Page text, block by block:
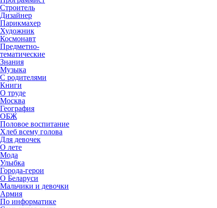
Строитель
Дизайнер
Парикмахер
Художник
Космонавт
Предметно-
тематические
Знания
Музыка
С родителями
Книги
О труде
Москва
География
ОБЖ
Половое воспитание
Хлеб всему голова
Для девочек
О лете
Мода
Улыбка
Города-герои
О Беларуси
Мальчики и девочки
Армия
По информатике